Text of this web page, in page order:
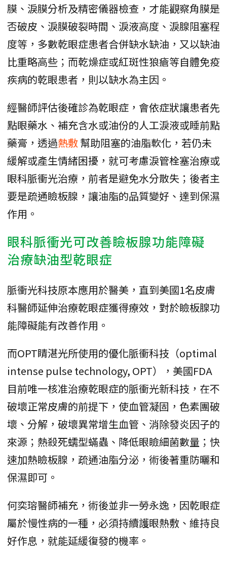
膜、淚膜分析及精密儀器檢查，才能觀察角膜是
否破皮、淚膜破裂時間、淚液高度、淚腺阻塞程
度等，多數乾眼症患者合併缺水缺油，又以缺油
比重略高些；而乾燥症或紅斑性狼瘡等自體免疫
疾病的乾眼患者，則以缺水為主因。
經醫師評估後確診為乾眼症，會依症狀讓患者先
點眼藥水、補充含水或油份的人工淚液或睡前點
藥膏，透過熱敷幫助阻塞的油脂軟化，若仍未
緩解或產生情緒困擾，就可考慮淚管栓塞治療或
眼科脈衝光治療，前者是避免水分散失；後者主
要是疏通瞼板腺，讓油脂的品質變好、達到保濕
作用。
眼科脈衝光可改善瞼板腺功能障礙
治療缺油型乾眼症
脈衝光科技原本應用於醫美，直到美國1名皮膚
科醫師延伸治療乾眼症獲得療效，對於瞼板腺功
能障礙能有改善作用。
而OPT睛湛光所使用的優化脈衝科技（optimal
intense pulse technology, OPT），美國FDA
目前唯一核准治療乾眼症的脈衝光新科技，在不
破壞正常皮膚的前提下，使血管凝固，色素團破
壞、分解，破壞異常增生血管、消除發炎因子的
來源；熱殺死蠕型蟎蟲、降低眼瞼細菌數量；快
速加熱瞼板腺，疏通油脂分泌，術後著重防曬和
保濕即可。
何奕瑢醫師補充，術後並非一勞永逸，因乾眼症
屬於慢性病的一種，必須持續護眼熱敷、維持良
好作息，就能延緩復發的機率。